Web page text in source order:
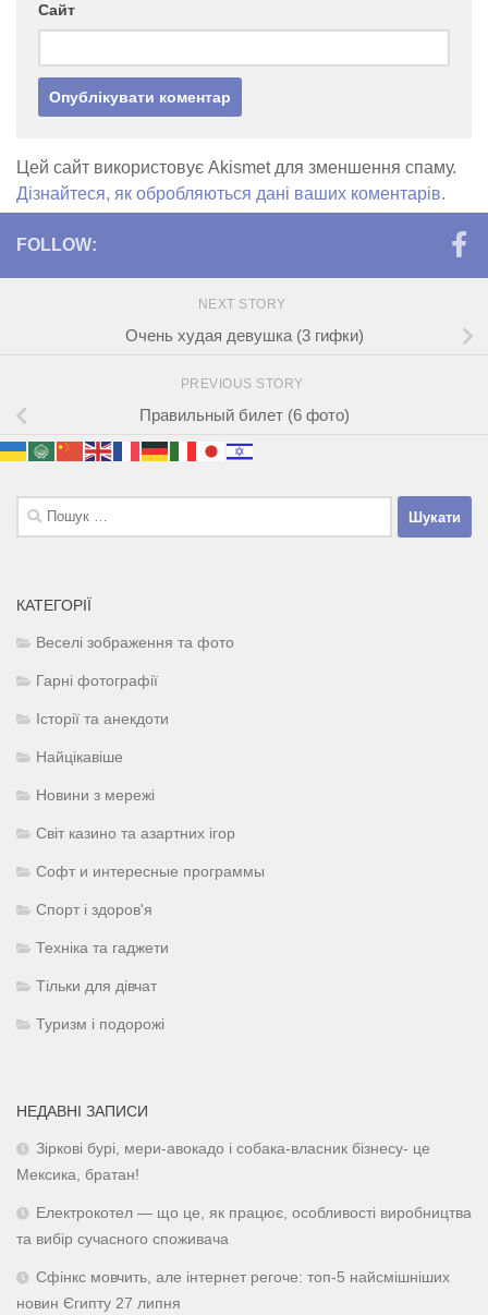
Сайт
Цей сайт використовує Akismet для зменшення спаму.
Дізнайтеся, як обробляються дані ваших коментарів.
FOLLOW:
NEXT STORY
Очень худая девушка (3 гифки)
PREVIOUS STORY
Правильный билет (6 фото)
Пошук:
КАТЕГОРІЇ
Веселі зображення та фото
Гарні фотографії
Історії та анекдоти
Найцікавіше
Новини з мережі
Світ казино та азартних ігор
Софт и интересные программы
Спорт і здоров'я
Техніка та гаджети
Тільки для дівчат
Туризм і подорожі
НЕДАВНІ ЗАПИСИ
Зіркові бурі, мери-авокадо і собака-власник бізнесу- це
Мексика, братан!
Електрокотел — що це, як працює, особливості виробництва
та вибір сучасного споживача
Сфінкс мовчить, але інтернет регоче: топ-5 найсмішніших
новин Єгипту 27 липня